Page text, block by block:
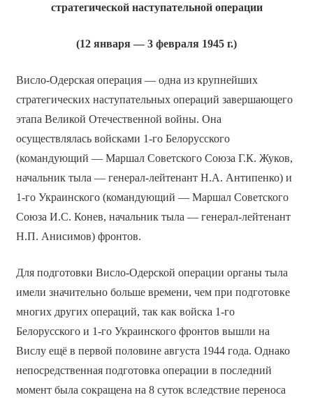
стратегической наступательной операции
(12 января — 3 февраля 1945 г.)
Висло-Одерская операция — одна из крупнейших
стратегических наступательных операций завершающего
этапа Великой Отечественной войны. Она
осуществлялась войсками 1-го Белорусского
(командующий — Маршал Советского Союза Г.К. Жуков,
начальник тыла — генерал-лейтенант Н.А. Антипенко) и
1-го Украинского (командующий — Маршал Советского
Союза И.С. Конев, начальник тыла — генерал-лейтенант
Н.П. Анисимов) фронтов.
Для подготовки Висло-Одерской операции органы тыла
имели значительно больше времени, чем при подготовке
многих других операций, так как войска 1-го
Белорусского и 1-го Украинского фронтов вышли на
Вислу ещё в первой половине августа 1944 года. Однако
непосредственная подготовка операции в последний
момент была сокращена на 8 суток вследствие переноса